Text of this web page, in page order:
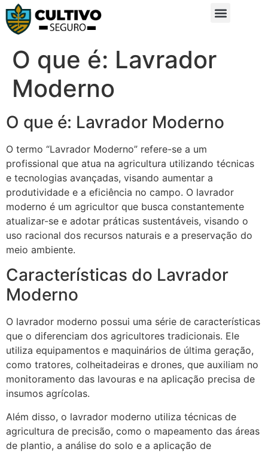
O que é: Lavrador
Moderno
O que é: Lavrador Moderno
O termo “Lavrador Moderno” refere-se a um
profissional que atua na agricultura utilizando técnicas
e tecnologias avançadas, visando aumentar a
produtividade e a eficiência no campo. O lavrador
moderno é um agricultor que busca constantemente
atualizar-se e adotar práticas sustentáveis, visando o
uso racional dos recursos naturais e a preservação do
meio ambiente.
Características do Lavrador
Moderno
O lavrador moderno possui uma série de características
que o diferenciam dos agricultores tradicionais. Ele
utiliza equipamentos e maquinários de última geração,
como tratores, colheitadeiras e drones, que auxiliam no
monitoramento das lavouras e na aplicação precisa de
insumos agrícolas.
Além disso, o lavrador moderno utiliza técnicas de
agricultura de precisão, como o mapeamento das áreas
de plantio, a análise do solo e a aplicação de